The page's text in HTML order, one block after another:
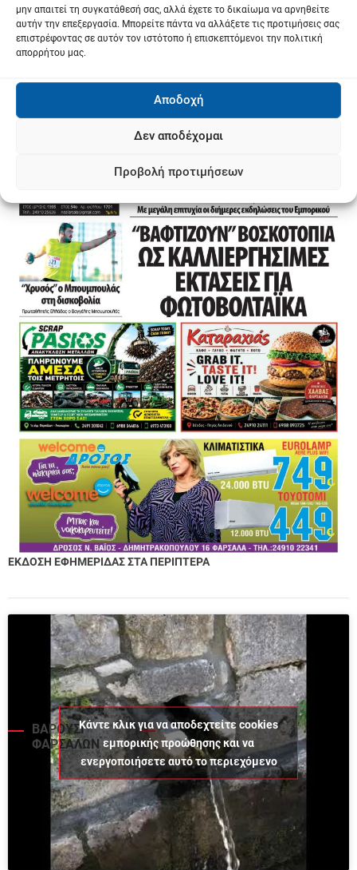
μην απαιτεί τη συγκατάθεσή σας, αλλά έχετε το δικαίωμα να αρνηθείτε
αυτήν την επεξεργασία. Μπορείτε πάντα να αλλάξετε τις προτιμήσεις σας
επιστρέφοντας σε αυτόν τον ιστότοπο ή επισκεπτόμενοι την πολιτική
απορρήτου μας.
Αποδοχή
Δεν αποδέχομαι
Προβολή προτιμήσεων
ΕΚΔΟΣΗ ΕΦΗΜΕΡΙΔΑΣ ΣΤΑ ΠΕΡΙΠΤΕΡΑ
ΒΑΡΟΥΣΙ
ΦΑΡΣΑΛΩΝ
Κάντε κλικ για να αποδεχτείτε cookies
εμπορικής προώθησης και να
ενεργοποιήσετε αυτό το περιεχόμενο